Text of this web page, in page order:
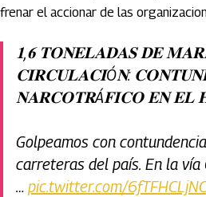
frenar el accionar de las
𝟏,𝟔 𝐓𝐎𝐍𝐄𝐋𝐀𝐃𝐀𝐒 𝐃𝐄
𝐂𝐈𝐑𝐂𝐔𝐋𝐀𝐂𝐈Ó𝐍:
𝐍𝐀𝐑𝐂𝐎𝐓𝐑Á𝐅𝐈𝐂𝐎 𝐄𝐍 𝐄𝐋
Golpeamos con
carreteras del país. En la vía
… pic.twitter.com/